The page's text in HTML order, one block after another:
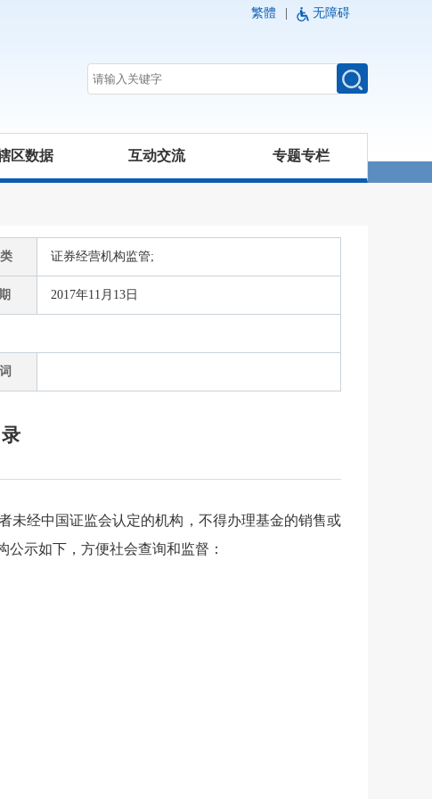
繁體 无障碍
区数据 互动交流 专题专栏
证券经营机构监管;
2017年11月13日
未经中国证监会认定的机构，不得办理基金的销售或
示如下，方便社会查询和监督：